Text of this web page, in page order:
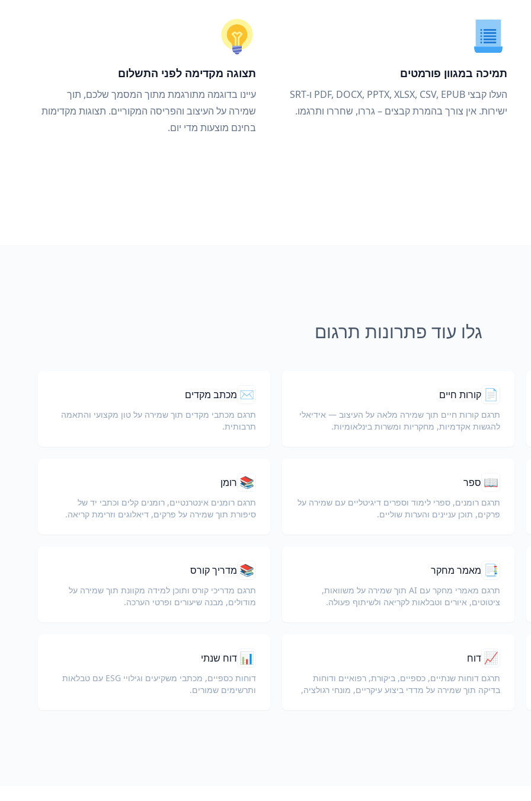
תמיכה במגוון פורמטים
העלו קבצי PDF, DOCX, PPTX, XLSX, CSV, EPUB ו-SRT
ישירות. אין צורך בהמרת קבצים – גררו, שחררו ותרגמו.
תצוגה מקדימה לפני התשלום
עיינו בדוגמה מתורגמת מתוך המסמך שלכם, תוך
שמירה על העיצוב והפריסה המקוריים. תצוגות מקדימות
בחינם מוצעות מדי יום.
גלו עוד פתרונות תרגום
📄 קורות חיים
תרגם קורות חיים תוך שמירה מלאה על העיצוב — אידיאלי
להגשות אקדמיות, מחקריות ומשרות בינלאומיות.
✉️ מכתב מקדים
תרגם מכתבי מקדים תוך שמירה על טון מקצועי והתאמה
תרבותית.
📖 ספר
תרגם רומנים, ספרי לימוד וספרים דיגיטליים עם שמירה על
פרקים, תוכן עניינים והערות שוליים.
📚 רומן
תרגם רומנים אינטרנטיים, רומנים קלים וכתבי יד של
סיפורת תוך שמירה על פרקים, דיאלוגים וזרימת קריאה.
📑 מאמר מחקר
תרגם מאמרי מחקר עם AI תוך שמירה על משוואות,
ציטוטים, איורים וטבלאות לקריאה ולשיתוף פעולה.
📚 מדריך קורס
תרגם מדריכי קורס ותוכן למידה מקוונת תוך שמירה על
מודולים, מבנה שיעורים ופרטי הערכה.
📈 דוח
תרגם דוחות שנתיים, כספיים, ביקורת, רפואיים ודוחות
בדיקה תוך שמירה על מדדי ביצוע עיקריים, מונחי רגולציה,
📊 דוח שנתי
דוחות כספיים, מכתבי משקיעים וגילויי ESG עם טבלאות
ותרשימים שמורים.